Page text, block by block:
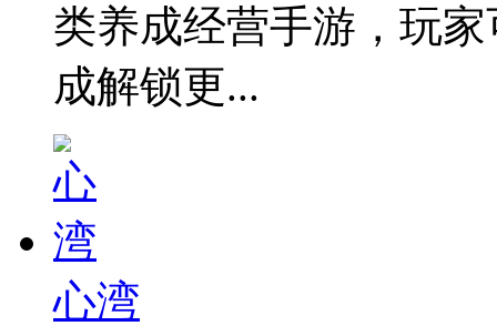
类养成经营手游‌，玩
成解锁更...
心湾